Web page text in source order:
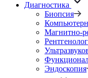
Диагностика
Биопсия
Магнитно-
Эндоскопия